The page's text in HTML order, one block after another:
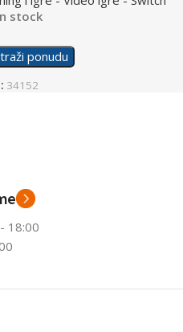
stock
ponudu
34152
18:00